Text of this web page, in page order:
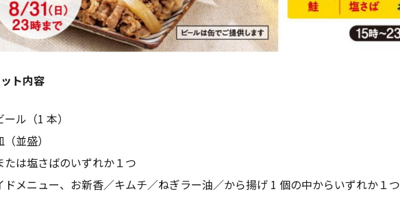
ト内容
ール（1 本）
（並盛）
たは塩さばのいずれか１つ
ドメニュー、お新香／キムチ／ねぎラー油／から揚げ 1 個の中からいずれか１つ